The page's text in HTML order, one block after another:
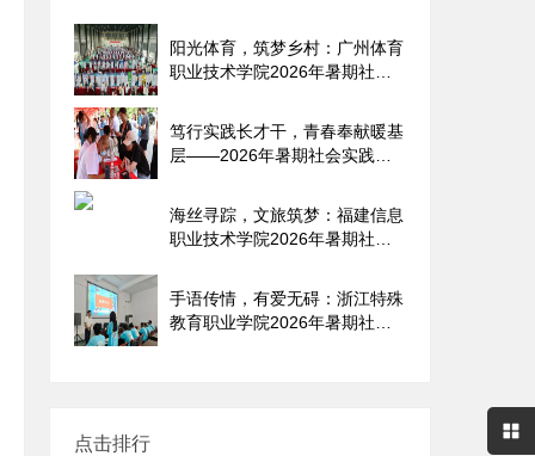
阳光体育，筑梦乡村：广州体育
职业技术学院2026年暑期社会
笃行实践长才干，青春奉献暖基
层——2026年暑期社会实践报
海丝寻踪，文旅筑梦：福建信息
职业技术学院2026年暑期社会
手语传情，有爱无碍：浙江特殊
教育职业学院2026年暑期社会
点击排行